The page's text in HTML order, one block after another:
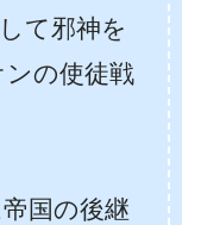
て邪神を
の使徒戦
国の後継